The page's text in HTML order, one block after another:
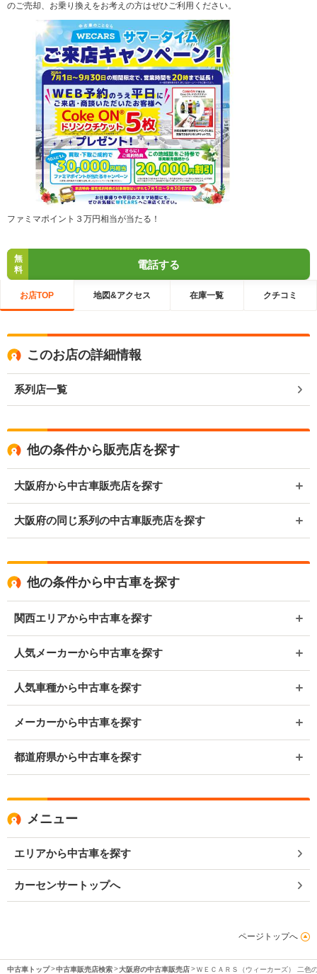
のご売却、お乗り換えをお考えの方はぜひご利用ください。
ファミマポイント３万円相当が当たる！
無
料
電話する
お店TOP 地図&アクセス 在庫一覧 クチコミ
このお店の詳細情報
系列店一覧
他の条件から販売店を探す
大阪府から中古車販売店を探す
大阪府の同じ系列の中古車販売店を探す
他の条件から中古車を探す
関西エリアから中古車を探す
人気メーカーから中古車を探す
人気車種から中古車を探す
メーカーから中古車を探す
都道府県から中古車を探す
メニュー
エリアから中古車を探す
カーセンサートップへ
ページトップへ
中古車トップ 中古車販売店検索 大阪府の中古車販売店 ＷＥＣＡＲＳ（ウィーカーズ） 二色